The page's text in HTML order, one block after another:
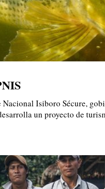
Isiboro Sécure,
un proyecto de